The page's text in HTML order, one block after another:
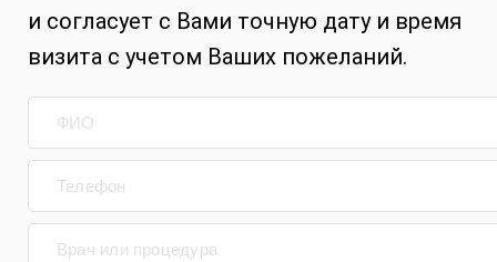
и согласует с Вами точную дату и время
визита с учетом Ваших пожеланий.